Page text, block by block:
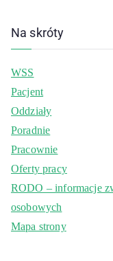
Na skróty
WSS
Pacjent
Oddziały
Poradnie
Pracownie
Oferty pracy
RODO – informacje
osobowych
Mapa strony